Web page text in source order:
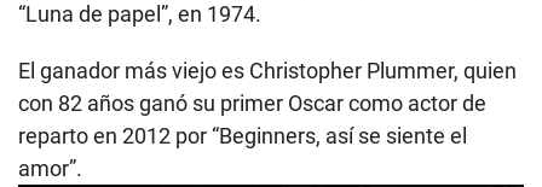
“Luna de papel”, en 1974.
El ganador más viejo es Christopher Plummer, quien
con 82 años ganó su primer Oscar como actor de
reparto en 2012 por “Beginners, así se siente el
amor”.